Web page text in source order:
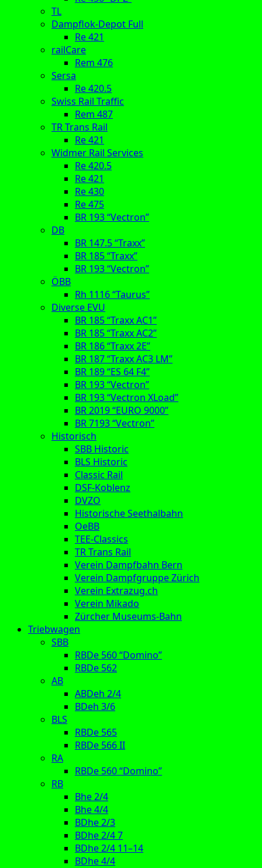
TL
Dampflok-Depot Full
Re 421
railCare
Rem 476
Sersa
Re 420.5
Swiss Rail Traffic
Rem 487
TR Trans Rail
Re 421
Widmer Rail Services
Re 420.5
Re 421
Re 430
Re 475
BR 193 “Vectron”
DB
BR 147.5 “Traxx”
BR 185 “Traxx”
BR 193 “Vectron”
ÖBB
Rh 1116 “Taurus”
Diverse EVU
BR 185 “Traxx AC1”
BR 185 “Traxx AC2”
BR 186 “Traxx 2E”
BR 187 “Traxx AC3 LM”
BR 189 “ES 64 F4”
BR 193 “Vectron”
BR 193 “Vectron XLoad”
BR 2019 “EURO 9000”
BR 7193 “Vectron”
Historisch
SBB Historic
BLS Historic
Classic Rail
DSF-Koblenz
DVZO
Historische Seethalbahn
OeBB
TEE-Classics
TR Trans Rail
Verein Dampfbahn Bern
Verein Dampfgruppe Zürich
Verein Extrazug.ch
Verein Mikado
Zürcher Museums-Bahn
Triebwagen
SBB
RBDe 560 “Domino”
RBDe 562
AB
ABDeh 2/4
BDeh 3/6
BLS
RBDe 565
RBDe 566 II
RA
RBDe 560 “Domino”
RB
Bhe 2/4
Bhe 4/4
BDhe 2/3
BDhe 2/4 7
BDhe 2/4 11–14
BDhe 4/4